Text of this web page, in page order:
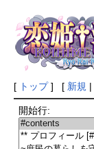
[ トップ] [ 新規 |
開始行: